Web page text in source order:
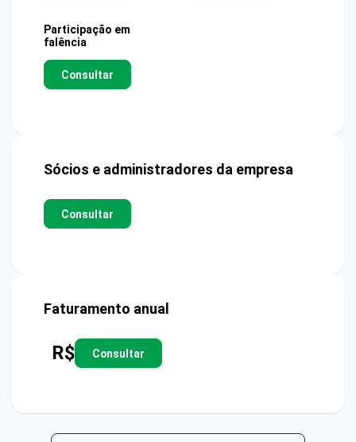
Participação em
falência
Consultar
Sócios e administradores da empresa
Consultar
Faturamento anual
R$ Consultar